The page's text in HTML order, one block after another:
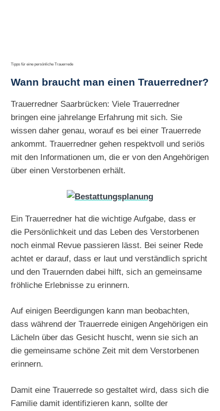
Tipps für eine persönliche Trauerrede
Wann braucht man einen Trauerredner?
Trauerredner Saarbrücken: Viele Trauerredner
bringen eine jahrelange Erfahrung mit sich. Sie
wissen daher genau, worauf es bei einer Trauerrede
ankommt. Trauerredner gehen respektvoll und seriös
mit den Informationen um, die er von den Angehörigen
über einen Verstorbenen erhält.
Ein Trauerredner hat die wichtige Aufgabe, dass er
die Persönlichkeit und das Leben des Verstorbenen
noch einmal Revue passieren lässt. Bei seiner Rede
achtet er darauf, dass er laut und verständlich spricht
und den Trauernden dabei hilft, sich an gemeinsame
fröhliche Erlebnisse zu erinnern.
Auf einigen Beerdigungen kann man beobachten,
dass während der Trauerrede einigen Angehörigen ein
Lächeln über das Gesicht huscht, wenn sie sich an
die gemeinsame schöne Zeit mit dem Verstorbenen
erinnern.
Damit eine Trauerrede so gestaltet wird, dass sich die
Familie damit identifizieren kann, sollte der